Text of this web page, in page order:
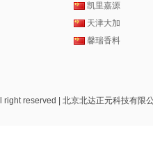
凯里嘉源
天津大加
馨瑞香料
reserved | 北京北达正元科技有限